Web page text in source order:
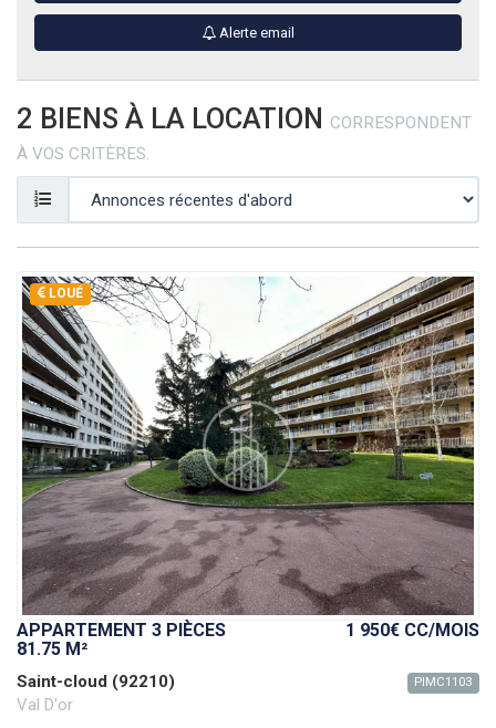
Alerte email
2 BIENS À LA LOCATION CORRESPONDENT
À VOS CRITÈRES.
LOUÉ
APPARTEMENT 3 PIÈCES
81.75 M²
1 950€ CC/MOIS
Saint-cloud (92210)
Val D'or
PIMC1103